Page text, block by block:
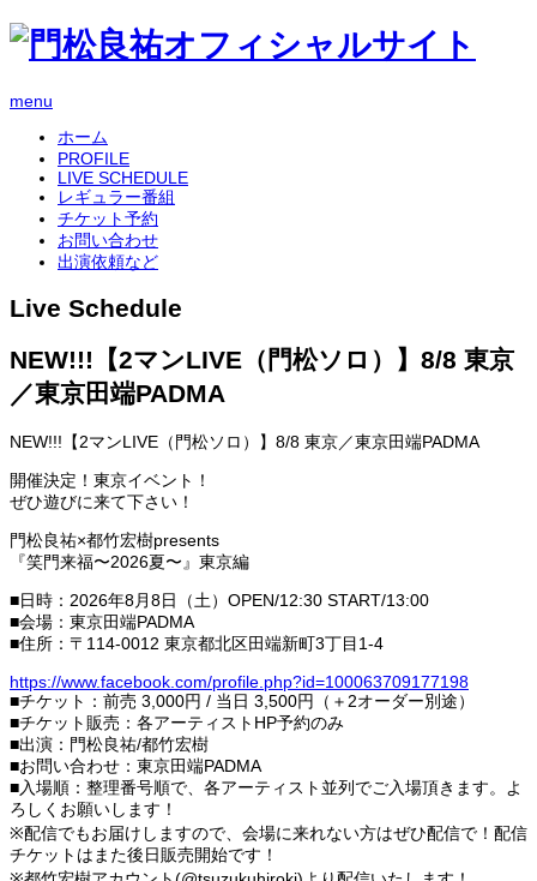
menu
ホーム
PROFILE
LIVE SCHEDULE
レギュラー番組
チケット予約
お問い合わせ
出演依頼など
Live Schedule
NEW!!!【2マンLIVE（門松ソロ）】8/8 東京
／東京田端PADMA
NEW!!!【2マンLIVE（門松ソロ）】8/8 東京／東京田端PADMA
開催決定！東京イベント！
ぜひ遊びに来て下さい！
門松良祐×都竹宏樹presents
『笑門来福〜2026夏〜』東京編
■日時：2026年8月8日（土）OPEN/12:30 START/13:00
■会場：東京田端PADMA
■住所：〒114-0012 東京都北区田端新町3丁目1-4
https://www.facebook.com/profile.php?id=100063709177198
■チケット：前売 3,000円 / 当日 3,500円（＋2オーダー別途）
■チケット販売：各アーティストHP予約のみ
■出演：門松良祐/都竹宏樹
■お問い合わせ：東京田端PADMA
■入場順：整理番号順で、各アーティスト並列でご入場頂きます。よ
ろしくお願いします！
※配信でもお届けしますので、会場に来れない方はぜひ配信で！配信
チケットはまた後日販売開始です！